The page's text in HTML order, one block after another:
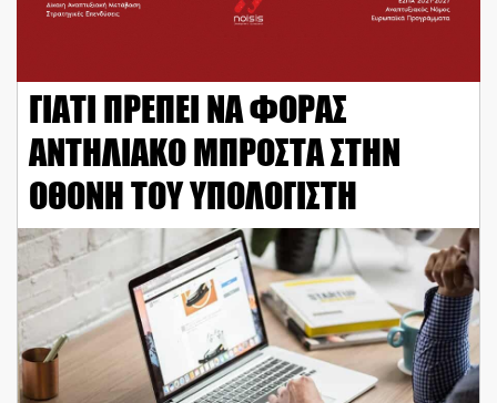
ΓΙΑΤΙ ΠΡΕΠΕΙ ΝΑ ΦΟΡΑΣ
ΑΝΤΗΛΙΑΚΟ ΜΠΡΟΣΤΑ ΣΤΗΝ
ΟΘΟΝΗ ΤΟΥ ΥΠΟΛΟΓΙΣΤΗ